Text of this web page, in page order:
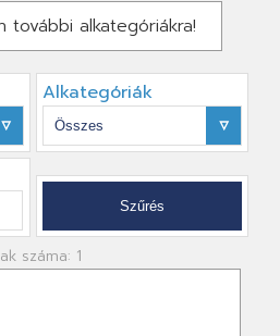
további alkategóriákra!
Alkategóriák
száma: 1